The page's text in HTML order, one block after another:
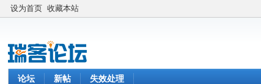
设为首页 收藏本站
论坛 新帖 失效处理